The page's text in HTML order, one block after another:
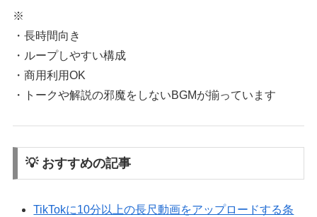
※
・長時間向き
・ループしやすい構成
・商用利用OK
・トークや解説の邪魔をしないBGMが揃っています
💡 おすすめの記事
TikTokに10分以上の長尺動画をアップロードする条